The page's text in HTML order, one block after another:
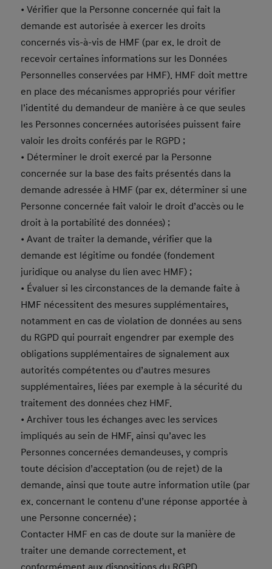
• Vérifier que la Personne concernée qui fait la
demande est autorisée à exercer les droits
concernés vis-à-vis de HMF (par ex. le droit de
recevoir certaines informations sur les Données
Personnelles conservées par HMF). HMF doit mettre
en place des mécanismes appropriés pour vérifier
l’identité du demandeur de manière à ce que seules
les Personnes concernées autorisées puissent faire
valoir les droits conférés par le RGPD ;
• Déterminer le droit exercé par la Personne
concernée sur la base des faits présentés dans la
demande adressée à HMF (par ex. déterminer si une
Personne concernée fait valoir le droit d’accès ou le
droit à la portabilité des données) ;
• Avant de traiter la demande, vérifier que la
demande est légitime ou fondée (fondement
juridique ou analyse du lien avec HMF) ;
• Évaluer si les circonstances de la demande faite à
HMF nécessitent des mesures supplémentaires,
notamment en cas de violation de données au sens
du RGPD qui pourrait engendrer par exemple des
obligations supplémentaires de signalement aux
autorités compétentes ou d’autres mesures
supplémentaires, liées par exemple à la sécurité du
traitement des données chez HMF.
• Archiver tous les échanges avec les services
impliqués au sein de HMF, ainsi qu’avec les
Personnes concernées demandeuses, y compris
toute décision d’acceptation (ou de rejet) de la
demande, ainsi que toute autre information utile (par
ex. concernant le contenu d’une réponse apportée à
une Personne concernée) ;
Contacter HMF en cas de doute sur la manière de
traiter une demande correctement, et